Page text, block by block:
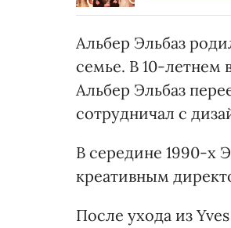
Альбер Эльбаз
семье. В 10-летнем
Альбер Эльбаз
сотрудничал с
В середине 1990-х
креативным
После ухода из